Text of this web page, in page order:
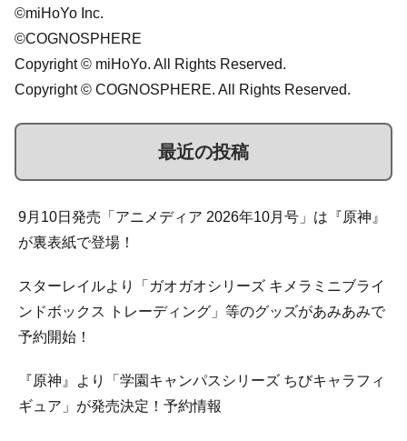
©miHoYo Inc.
©COGNOSPHERE
Copyright © miHoYo. All Rights Reserved.
Copyright © COGNOSPHERE. All Rights Reserved.
最近の投稿
9月10日発売「アニメディア 2026年10月号」は『原神』
が裏表紙で登場！
スターレイルより「ガオガオシリーズ キメラミニブライ
ンドボックス トレーディング」等のグッズがあみあみで
予約開始！
『原神』より「学園キャンパスシリーズ ちびキャラフィ
ギュア」が発売決定！予約情報